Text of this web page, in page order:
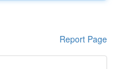
Report Page